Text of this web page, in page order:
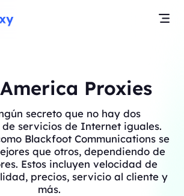
Proxies
secreto que no hay dos
servicios de Internet iguales.
Blackfoot Communications se
que otros, dependiendo de
Estos incluyen velocidad de
precios, servicio al cliente y
más.